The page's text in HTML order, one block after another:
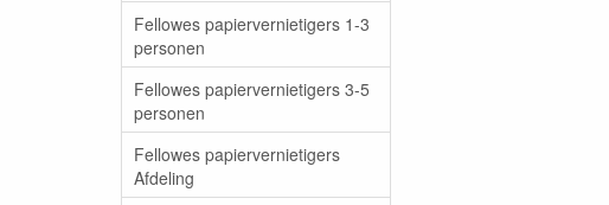
Fellowes papiervernietigers 1-3
personen
Fellowes papiervernietigers 3-5
personen
Fellowes papiervernietigers
Afdeling